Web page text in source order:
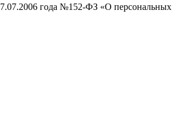
года №152-ФЗ «О персональных